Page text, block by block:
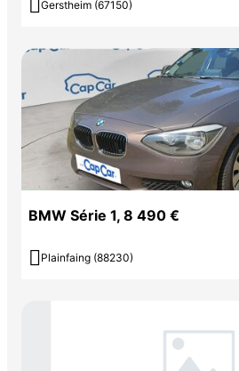
 Gerstheim (67150)
BMW Série 1, 8 490 €
 Plainfaing (88230)